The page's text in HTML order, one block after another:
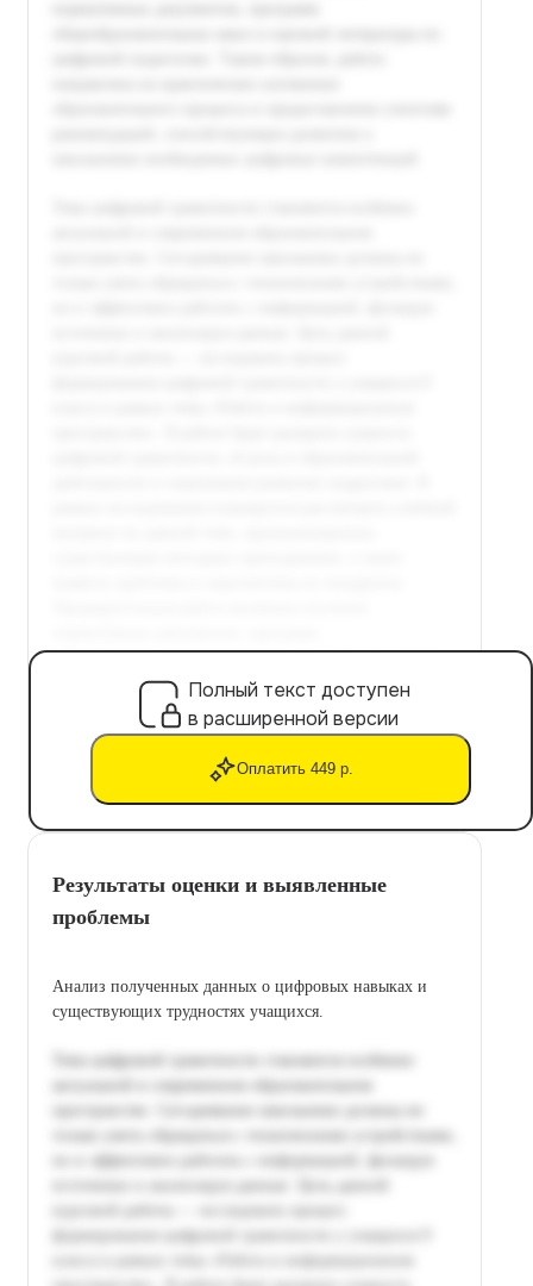
Полный текст доступен
в расширенной версии
Оплатить 449 р.
Результаты оценки и выявленные
проблемы
Анализ полученных данных о цифровых навыках и
существующих трудностях учащихся.